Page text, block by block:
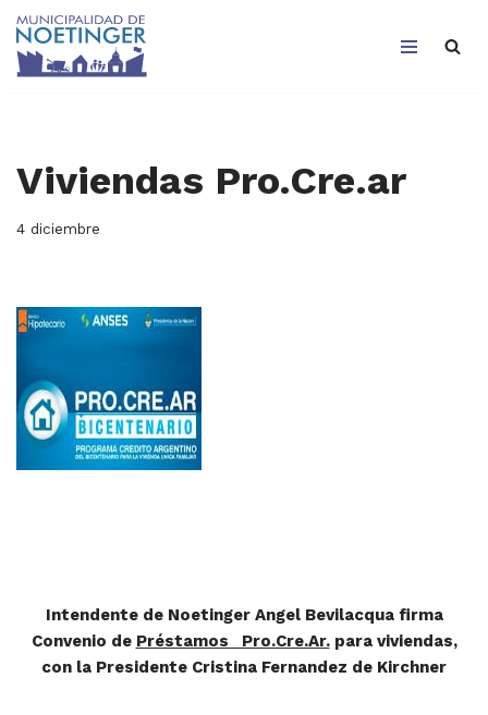
Saltar
Viviendas Pro.Cre.ar
4 diciembre
Intendente de Noetinger Angel Bevilacqua firma
Convenio de Préstamos Pro.Cre.Ar.para viviendas,
con la Presidente Cristina Fernandez de Kirchner